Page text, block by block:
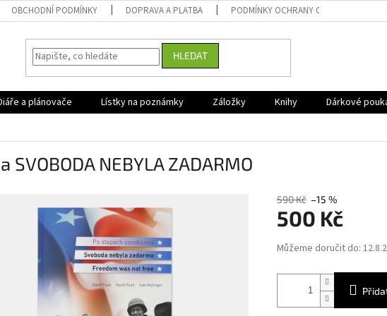
OBCHODNÍ PODMÍNKY DOPRAVA A PLATBA PODMÍNKY OCHRANY OSOBNÍCH ÚDAJŮ
HLEDAT
a plánovače Lístky na poznámky Záložky Knihy Dárkové
SVOBODA NEBYLA ZADARMO
590 Kč –15 %
500 Kč
Měrná
cena:
Můžeme doručit do: